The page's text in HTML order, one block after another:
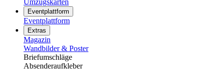
Umzugskarten
Eventplattform
Eventplattform
Extras
Magazin
Wandbilder & Poster
Briefumschläge
Absenderaufkleber